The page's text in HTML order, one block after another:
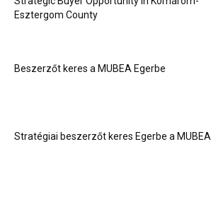
Esztergom County
Beszerzőt keres a MUBEA Egerbe
Stratégiai beszerzőt keres Egerbe a MUBEA